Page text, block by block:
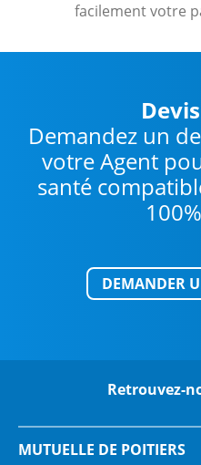
facilement votre
Demandez un
votre Agent
santé
DEMANDER
Retrouvez-
MUTUELLE DE POITIERS